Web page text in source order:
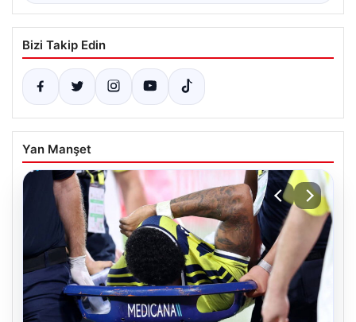
Bizi Takip Edin
Yan Manşet